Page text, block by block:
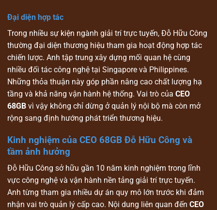
Đại diện hợp tác
Trong nhiều sự kiện ngành giải trí trực tuyến, Đỗ Hữu Công
thường đại diện thương hiệu tham gia hoạt động hợp tác
chiến lược. Anh tập trung xây dựng mối quan hệ cùng
nhiều đối tác công nghệ tại Singapore và Philippines.
Những thỏa thuận này góp phần nâng cao chất lượng hạ
tầng và khả năng vận hành hệ thống. Vai trò của CEO
68GB vì vậy không chỉ dừng ở quản lý nội bộ mà còn mở
rộng sang định hướng phát triển thương hiệu.
Kinh nghiệm của CEO 68GB Đỗ Hữu Công và
tầm ảnh hưởng
Đỗ Hữu Công sở hữu gần 10 năm kinh nghiệm trong lĩnh
vực công nghệ và vận hành nền tảng giải trí trực tuyến.
Anh từng tham gia nhiều dự án quy mô lớn trước khi đảm
nhận vai trò quản lý cấp cao. Nội dung liên quan đến CEO